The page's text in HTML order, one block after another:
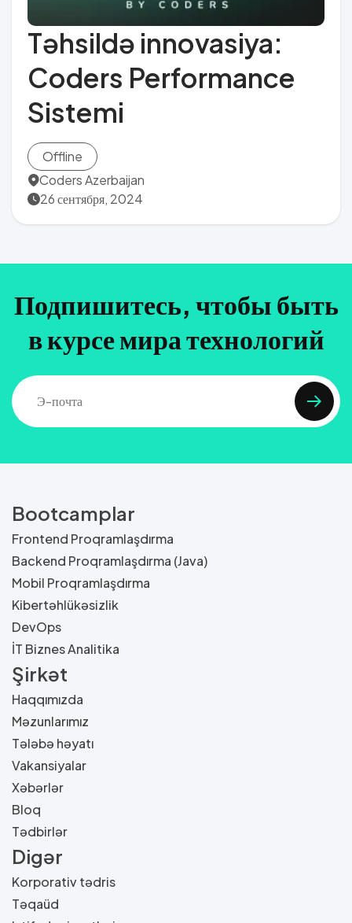
Təhsildə innovasiya:
Coders Performance
Sistemi
Offline
Coders Azerbaijan
26 сентября, 2024
Подпишитесь, чтобы быть
в курсе мира технологий
Bootcamplar
Frontend Proqramlaşdırma
Backend Proqramlaşdırma (Java)
Mobil Proqramlaşdırma
Kibertəhlükəsizlik
DevOps
İT Biznes Analitika
Şirkət
Haqqımızda
Məzunlarımız
Tələbə həyatı
Vakansiyalar
Xəbərlər
Bloq
Tədbirlər
Digər
Korporativ tədris
Təqaüd